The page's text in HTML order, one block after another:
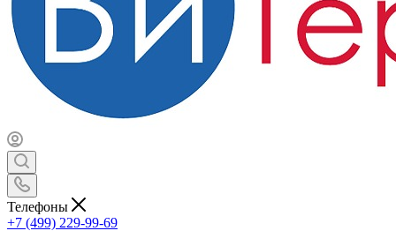
Телефоны
+7 (499) 229-99-69